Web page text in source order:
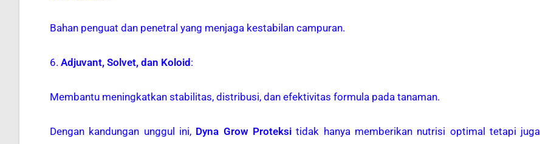
Bahan penguat dan penetral yang menjaga kestabilan campuran.
6. Adjuvant, Solvet, dan Koloid:
Membantu meningkatkan stabilitas, distribusi, dan efektivitas formula pada tanaman.
Dengan kandungan unggul ini, Dyna Grow Proteksi tidak hanya memberikan nutrisi optimal tetapi juga